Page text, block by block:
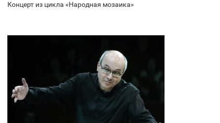
Концерт из цикла «Народная мозаика»